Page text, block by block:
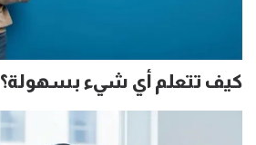
كيف تتعلم أي شيء بسهولة؟